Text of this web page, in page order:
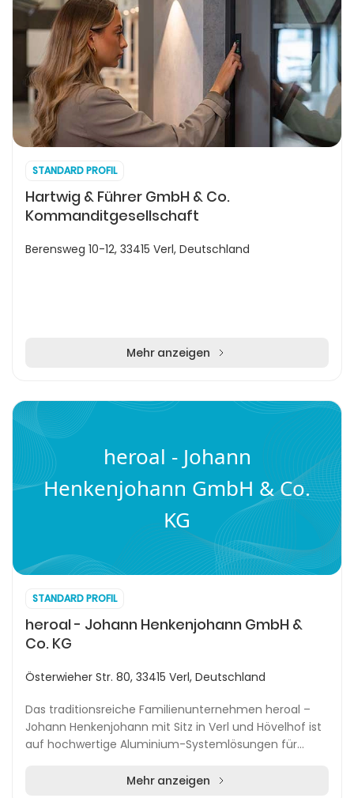
STANDARD PROFIL
Hartwig & Führer GmbH & Co.
Kommanditgesellschaft
Berensweg 10-12, 33415 Verl, Deutschland
Mehr anzeigen
heroal - Johann
Henkenjohann GmbH & Co.
KG
STANDARD PROFIL
heroal - Johann Henkenjohann GmbH &
Co. KG
Österwieher Str. 80, 33415 Verl, Deutschland
Das traditionsreiche Familienunternehmen heroal –
Johann Henkenjohann mit Sitz in Verl und Hövelhof ist
auf hochwertige Aluminium-Systemlösungen für
Mehr anzeigen